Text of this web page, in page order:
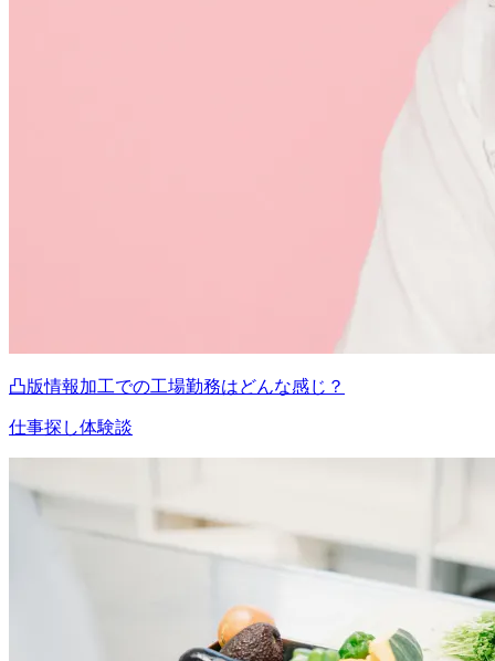
凸版情報加工での工場勤務はどんな感じ？
仕事探し体験談